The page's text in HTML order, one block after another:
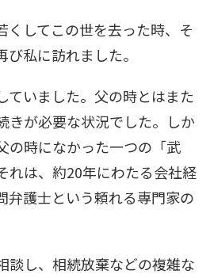
くしてこの世を去った時、そ
私に訪れました。
ていました。父の時とはまた
きが必要な状況でした。しか
の時になかった一つの「武
れは、約20年にわたる会社経
弁護士という頼れる専門家の
談し、相続放棄などの複雑な